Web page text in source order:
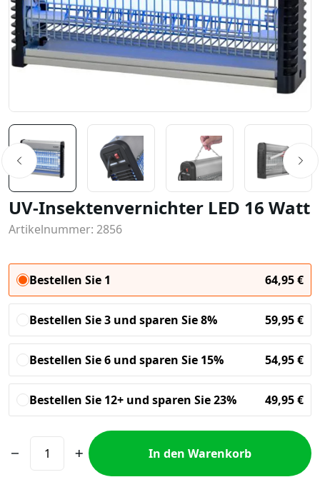
UV-Insektenvernichter LED 16 Watt
Artikelnummer: 2856
Bestellen Sie 1 64,95€
Bestellen Sie 3 und sparen Sie 8% 59,95€
Bestellen Sie 6 und sparen Sie 15% 54,95€
Bestellen Sie 12+ und sparen Sie 23% 49,95€
In den Warenkorb